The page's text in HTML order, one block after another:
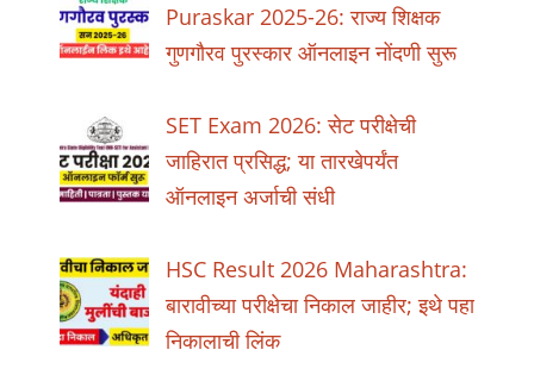
Puraskar 2025-26: राज्य शिक्षक
गुणगौरव पुरस्कार ऑनलाइन नोंदणी सुरू
SET Exam 2026: सेट परीक्षेची
जाहिरात प्रसिद्ध; या तारखेपर्यंत
ऑनलाइन अर्जाची संधी
HSC Result 2026 Maharashtra:
बारावीच्या परीक्षेचा निकाल जाहीर; इथे पहा
निकालाची लिंक